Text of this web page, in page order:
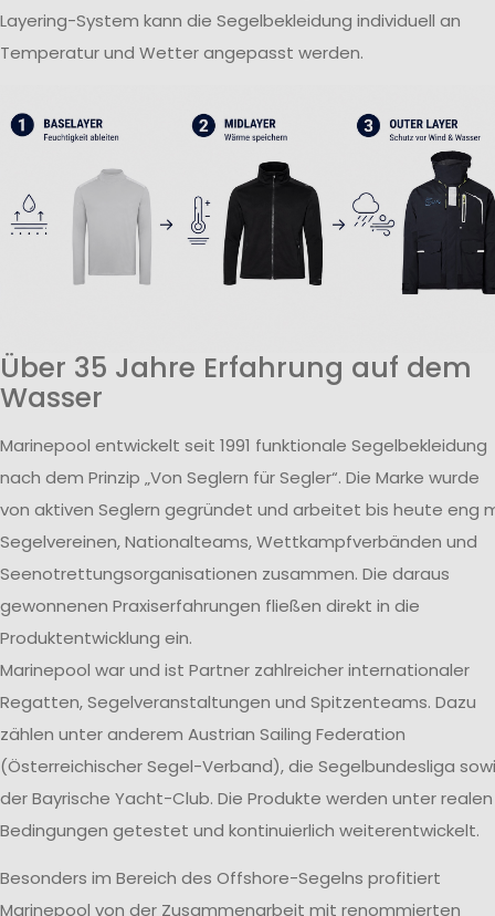
Layering-System kann die Segelbekleidung individuell an
Temperatur und Wetter angepasst werden.
Über 35 Jahre Erfahrung auf dem
Wasser
Marinepool entwickelt seit 1991 funktionale Segelbekleidung
nach dem Prinzip „Von Seglern für Segler“. Die Marke wurde
von aktiven Seglern gegründet und arbeitet bis heute eng
Segelvereinen, Nationalteams, Wettkampfverbänden und
Seenotrettungsorganisationen zusammen. Die daraus
gewonnenen Praxiserfahrungen fließen direkt in die
Produktentwicklung ein.
Marinepool war und ist Partner zahlreicher internationaler
Regatten, Segelveranstaltungen und Spitzenteams. Dazu
zählen unter anderem Austrian Sailing Federation
(Österreichischer Segel-Verband), die Segelbundesliga
der Bayrische Yacht-Club. Die Produkte werden unter realen
Bedingungen getestet und kontinuierlich weiterentwickelt.
Besonders im Bereich des Offshore-Segelns profitiert
Marinepool von der Zusammenarbeit mit renommierten